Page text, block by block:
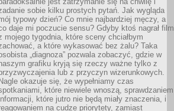
sobie kilku prostych pytań. Jak wygląda
typowy dzień? Co mnie najbardziej męczy, a
daje mi poczucie sensu? Gdyby ktoś nagrał film
mojego tygodnia, które sceny chciałbym
a które wykasować bez żalu? Taka
„diagnoza” pozwala zobaczyć, gdzie w
grafiku kryją się rzeczy ważne tylko z
lub z przyczyn wizerunkowych.
Nagle okazuje się, że wypełniamy czas
które niewiele wnoszą, sprawdzaniem
które jutro nie będą miały znaczenia, i
na cudze priorytety, zamiast